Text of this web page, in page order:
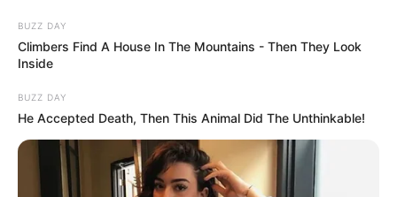
BUZZ DAY
Climbers Find A House In The Mountains - Then They Look
Inside
BUZZ DAY
He Accepted Death, Then This Animal Did The Unthinkable!